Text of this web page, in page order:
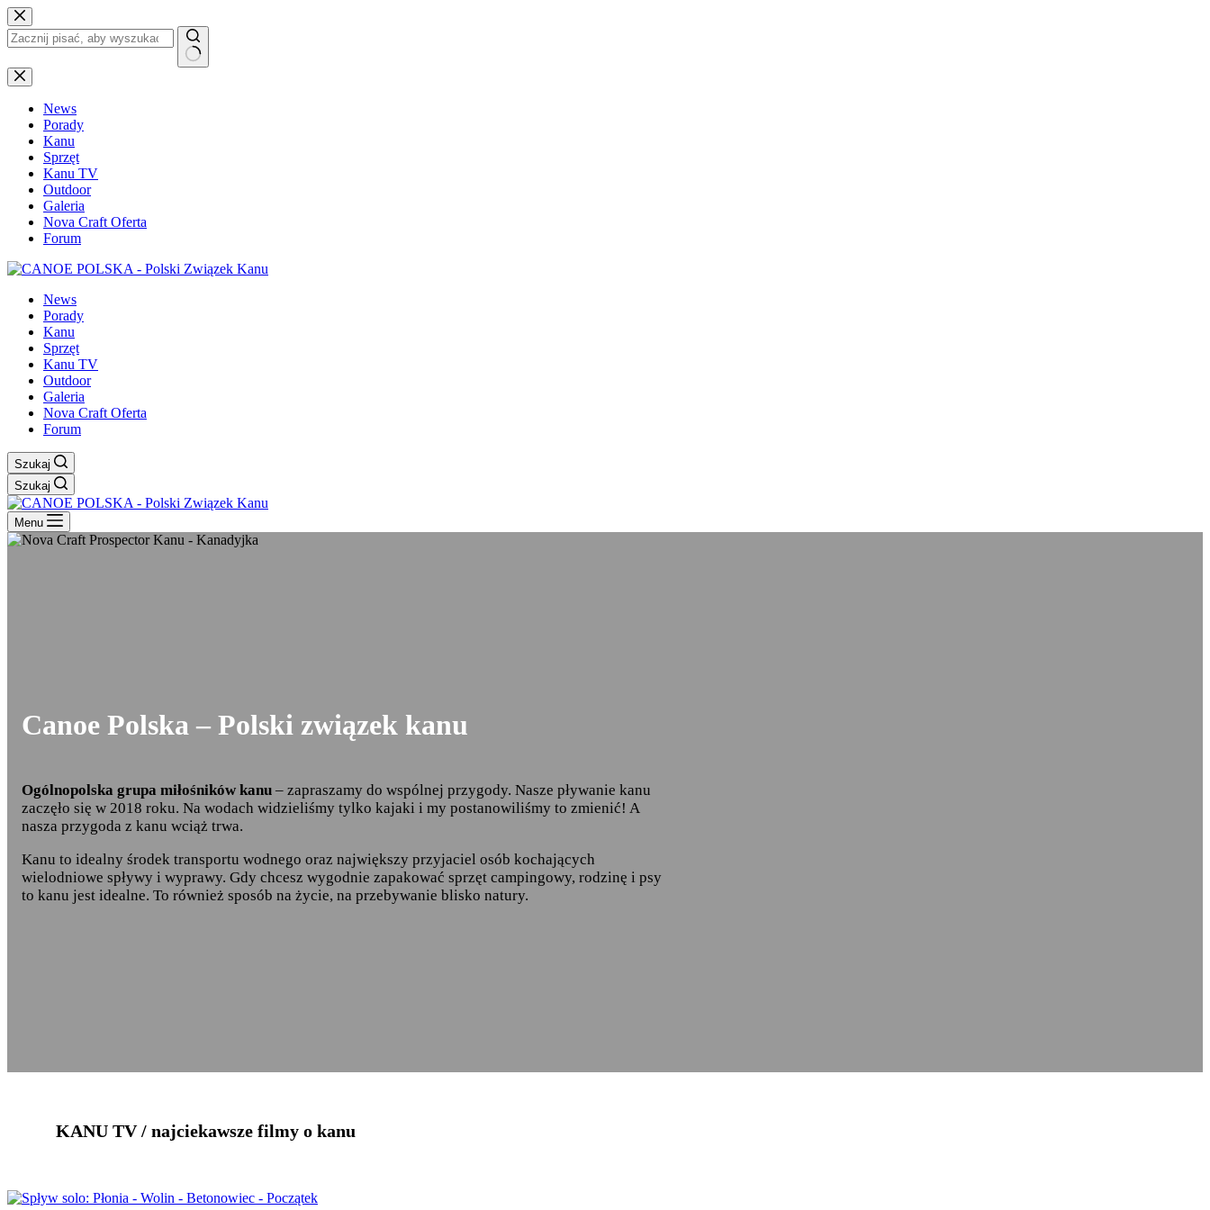
Przejdź
do
treści
Brak
wyników
News
Porady
Kanu
Sprzęt
Kanu TV
Outdoor
Galeria
Nova Craft Oferta
Forum
News
Porady
Kanu
Sprzęt
Kanu TV
Outdoor
Galeria
Nova Craft Oferta
Forum
Szukaj
Szukaj
Menu
Canoe Polska – Polski związek kanu
Ogólnopolska grupa miłośników kanu – zapraszamy do wspólnej przygody. Nasze pływanie kanu
zaczęło się w 2018 roku. Na wodach widzieliśmy tylko kajaki i my postanowiliśmy to zmienić! A
nasza przygoda z kanu wciąż trwa.
Kanu to idealny środek transportu wodnego oraz największy przyjaciel osób kochających
wielodniowe spływy i wyprawy. Gdy chcesz wygodnie zapakować sprzęt campingowy, rodzinę i psy
to kanu jest idealne. To również sposób na życie, na przebywanie blisko natury.
KANU TV / najciekawsze filmy o kanu